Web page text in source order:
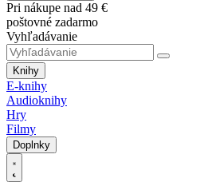
Pri nákupe nad 49 €
poštovné zadarmo
Vyhľadávanie
Knihy
E-knihy
Audioknihy
Hry
Filmy
Doplnky